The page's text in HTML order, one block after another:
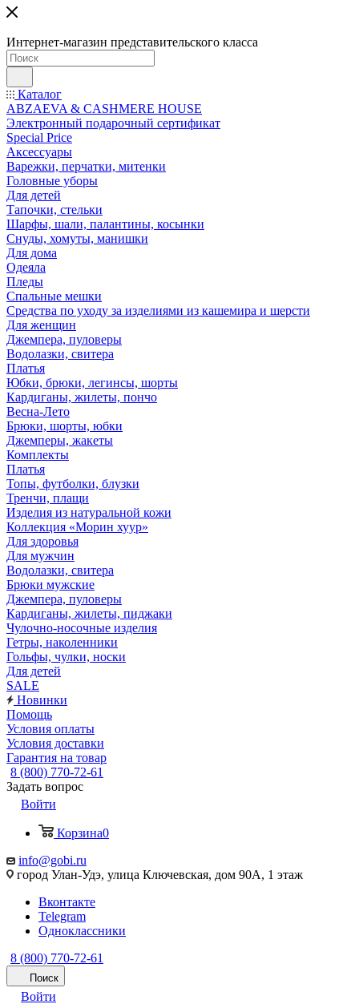
Интернет-магазин представительского класса
Каталог
ABZAEVA & CASHMERE HOUSE
Электронный подарочный сертификат
Special Price
Аксессуары
Варежки, перчатки, митенки
Головные уборы
Для детей
Тапочки, стельки
Шарфы, шали, палантины, косынки
Снуды, хомуты, манишки
Для дома
Одеяла
Пледы
Спальные мешки
Средства по уходу за изделиями из кашемира и шерсти
Для женщин
Джемпера, пуловеры
Водолазки, свитера
Платья
Юбки, брюки, легинсы, шорты
Кардиганы, жилеты, пончо
Весна-Лето
Брюки, шорты, юбки
Джемперы, жакеты
Комплекты
Платья
Топы, футболки, блузки
Тренчи, плащи
Изделия из натуральной кожи
Коллекция «Морин хуур»
Для здоровья
Для мужчин
Водолазки, свитера
Брюки мужские
Джемпера, пуловеры
Кардиганы, жилеты, пиджаки
Чулочно-носочные изделия
Гетры, наколенники
Гольфы, чулки, носки
Для детей
SALE
Новинки
Помощь
Условия оплаты
Условия доставки
Гарантия на товар
8 (800) 770-72-61
Задать вопрос
Войти
Корзина0
info@gobi.ru
город Улан-Удэ, улица Ключевская, дом 90А, 1 этаж
Вконтакте
Telegram
Одноклассники
8 (800) 770-72-61
Поиск
Войти